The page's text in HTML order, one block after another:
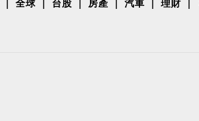
全球 台股 房產 汽車 理財